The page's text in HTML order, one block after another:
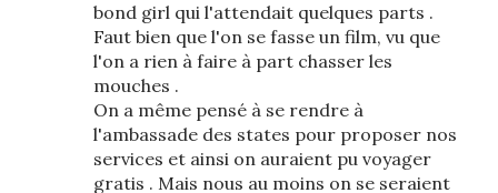
bond girl qui l'attendait quelques parts .
Faut bien que l'on se fasse un film, vu que
l'on a rien à faire à part chasser les
mouches .
On a même pensé à se rendre à
l'ambassade des states pour proposer nos
services et ainsi on auraient pu voyager
gratis . Mais nous au moins on se seraient